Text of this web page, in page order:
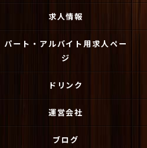
求人情報
パート・アルバイト用求人ペー
ジ
ドリンク
運営会社
ブログ